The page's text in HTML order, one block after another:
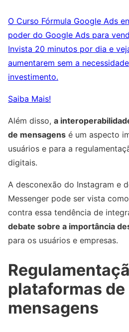
O Curso Fórmula Google Ads
poder do Google Ads para
Invista 20 minutos por dia e
aumentarem sem a
investimento.
Saiba Mais!
Além disso, a
de mensagens é um aspecto
usuários e para a
digitais.
A desconexão do Instagram e
Messenger pode ser vista
contra essa tendência de
debate sobre a importância
para os usuários e empresas.
plataformas de
mensagens